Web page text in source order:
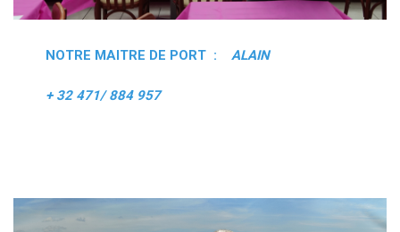
NOTRE MAITRE DE PORT : ALAIN
+ 32 471/ 884 957